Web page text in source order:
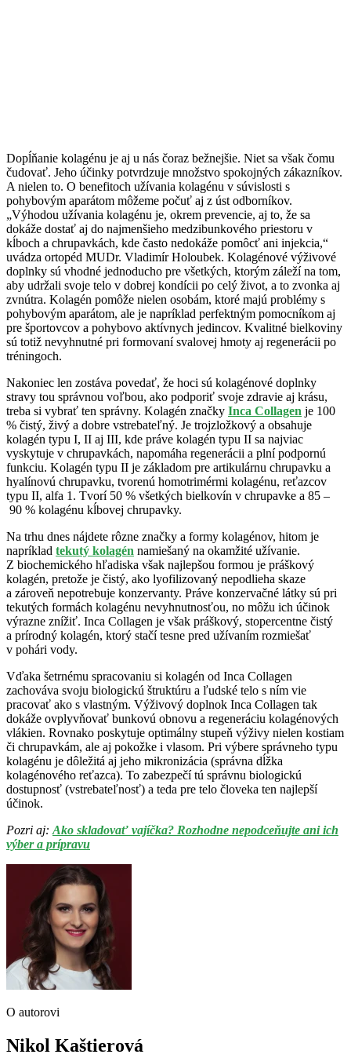
Dopĺňanie kolagénu je aj u nás čoraz bežnejšie. Niet sa však čomu
čudovať. Jeho účinky potvrdzuje množstvo spokojných zákazníkov.
A nielen to. O benefitoch užívania kolagénu v súvislosti s
pohybovým aparátom môžeme počuť aj z úst odborníkov.
„Výhodou užívania kolagénu je, okrem prevencie, aj to, že sa
dokáže dostať aj do najmenšieho medzibunkového priestoru v
kĺboch a chrupavkách, kde často nedokáže pomôcť ani injekcia,“
uvádza ortopéd MUDr. Vladimír Holoubek. Kolagénové výživové
doplnky sú vhodné jednoducho pre všetkých, ktorým záleží na tom,
aby udržali svoje telo v dobrej kondícii po celý život, a to zvonka aj
zvnútra. Kolagén pomôže nielen osobám, ktoré majú problémy s
pohybovým aparátom, ale je napríklad perfektným pomocníkom aj
pre športovcov a pohybovo aktívnych jedincov. Kvalitné bielkoviny
sú totiž nevyhnutné pri formovaní svalovej hmoty aj regenerácii po
tréningoch.
Nakoniec len zostáva povedať, že hoci sú kolagénové doplnky
stravy tou správnou voľbou, ako podporiť svoje zdravie aj krásu,
treba si vybrať ten správny. Kolagén značky Inca Collagen je 100
% čistý, živý a dobre vstrebateľný. Je trojzložkový a obsahuje
kolagén typu I, II aj III, kde práve kolagén typu II sa najviac
vyskytuje v chrupavkách, napomáha regenerácii a plní podpornú
funkciu. Kolagén typu II je základom pre artikulárnu chrupavku a
hyalínovú chrupavku, tvorenú homotrimérmi kolagénu, reťazcov
typu II, alfa 1. Tvorí 50 % všetkých bielkovín v chrupavke a 85 –
90 % kolagénu kĺbovej chrupavky.
Na trhu dnes nájdete rôzne značky a formy kolagénov, hitom je
napríklad tekutý kolagén namiešaný na okamžité užívanie.
Z biochemického hľadiska však najlepšou formou je práškový
kolagén, pretože je čistý, ako lyofilizovaný nepodlieha skaze
a zároveň nepotrebuje konzervanty. Práve konzervačné látky sú pri
tekutých formách kolagénu nevyhnutnosťou, no môžu ich účinok
výrazne znížiť. Inca Collagen je však práškový, stopercentne čistý
a prírodný kolagén, ktorý stačí tesne pred užívaním rozmiešať
v pohári vody.
Vďaka šetrnému spracovaniu si kolagén od Inca Collagen
zachováva svoju biologickú štruktúru a ľudské telo s ním vie
pracovať ako s vlastným. Výživový doplnok Inca Collagen tak
dokáže ovplyvňovať bunkovú obnovu a regeneráciu kolagénových
vlákien. Rovnako poskytuje optimálny stupeň výživy nielen kostiam
či chrupavkám, ale aj pokožke i vlasom. Pri výbere správneho typu
kolagénu je dôležitá aj jeho mikronizácia (správna dĺžka
kolagénového reťazca). To zabezpečí tú správnu biologickú
dostupnosť (vstrebateľnosť) a teda pre telo človeka ten najlepší
účinok.
Pozri aj: Ako skladovať vajíčka? Rozhodne nepodceňujte ani ich
výber a prípravu
O autorovi
Nikol Kaštierová